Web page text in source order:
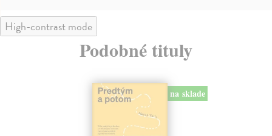
High-contrast mode
Podobné tituly
na sklade